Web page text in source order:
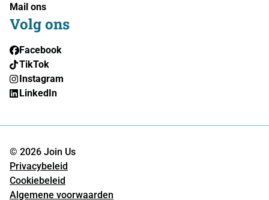
Mail ons
Volg ons
Facebook
TikTok
Instagram
LinkedIn
© 2026 Join Us
Privacybeleid
Cookiebeleid
Algemene voorwaarden